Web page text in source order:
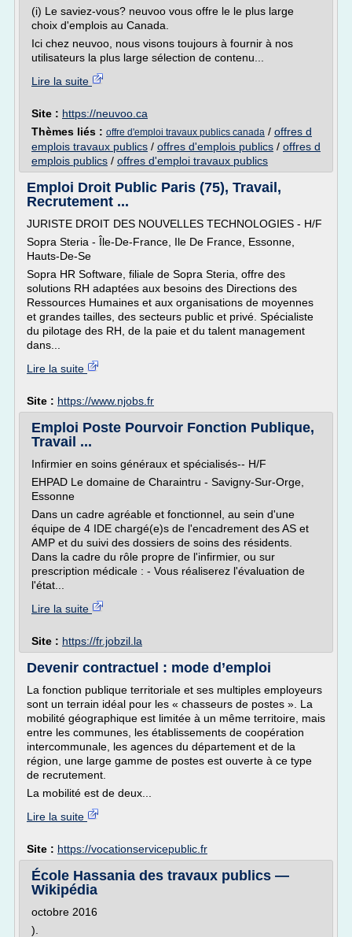
(i) Le saviez-vous? neuvoo vous offre le le plus large
choix d'emplois au Canada.
Ici chez neuvoo, nous visons toujours à fournir à nos
utilisateurs la plus large sélection de contenu...
Lire la suite
Site : https://neuvoo.ca
Thèmes liés : offre d'emploi travaux publics canada / offres d
emplois travaux publics / offres d'emplois publics / offres d
emplois publics / offres d'emploi travaux publics
Emploi Droit Public Paris (75), Travail,
Recrutement ...
JURISTE DROIT DES NOUVELLES TECHNOLOGIES - H/F
Sopra Steria - Île-De-France, Ile De France, Essonne,
Hauts-De-Se
Sopra HR Software, filiale de Sopra Steria, offre des
solutions RH adaptées aux besoins des Directions des
Ressources Humaines et aux organisations de moyennes
et grandes tailles, des secteurs public et privé. Spécialiste
du pilotage des RH, de la paie et du talent management
dans...
Lire la suite
Site : https://www.njobs.fr
Emploi Poste Pourvoir Fonction Publique,
Travail ...
Infirmier en soins généraux et spécialisés-- H/F
EHPAD Le domaine de Charaintru - Savigny-Sur-Orge,
Essonne
Dans un cadre agréable et fonctionnel, au sein d'une
équipe de 4 IDE chargé(e)s de l'encadrement des AS et
AMP et du suivi des dossiers de soins des résidents.
Dans la cadre du rôle propre de l'infirmier, ou sur
prescription médicale : - Vous réaliserez l'évaluation de
l'état...
Lire la suite
Site : https://fr.jobzil.la
Devenir contractuel : mode d’emploi
La fonction publique territoriale et ses multiples employeurs
sont un terrain idéal pour les « chasseurs de postes ». La
mobilité géographique est limitée à un même territoire, mais
entre les communes, les établissements de coopération
intercommunale, les agences du département et de la
région, une large gamme de postes est ouverte à ce type
de recrutement.
La mobilité est de deux...
Lire la suite
Site : https://vocationservicepublic.fr
École Hassania des travaux publics —
Wikipédia
octobre 2016
).